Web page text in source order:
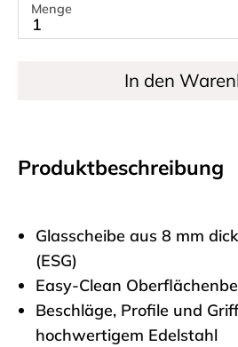
Menge
1
In den
Produktbeschreibung
Glasscheibe aus 8 mm
(ESG)
Easy-Clean
Beschläge, Profile und
hochwertigem Edelstahl